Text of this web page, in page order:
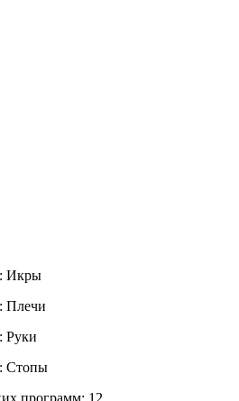
Икры
Плечи
Руки
Стопы
программ: 12